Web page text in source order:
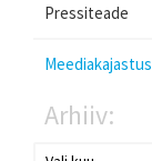
Pressiteade
Meediakajastus
Arhiiv: